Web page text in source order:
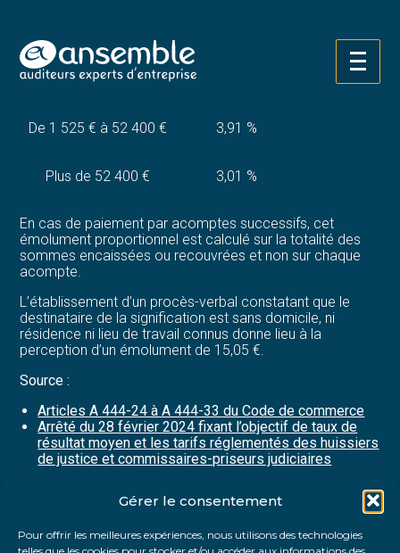
Gérer le consentement
Pour offrir les meilleures expériences, nous utilisons des technologies
Aller
auDe 610 € à 1 525 €
De 1 525 € à 52 400 € 3,91 %
Plus de 52 400 € 3,01 %
En cas de paiement par acomptes successifs, cet
émolument proportionnel est calculé sur la totalité des
sommes encaissées ou recouvrées et non sur chaque
acompte.
L’établissement d’un procès-verbal constatant que le
destinataire de la signification est sans domicile, ni
résidence ni lieu de travail connus donne lieu à la
perception d’un émolument de 15,05 €.
Source :
Articles A 444-24 à A 444-33 du Code de commerce
Arrêté du 28 février 2024 fixant l’objectif de taux de
résultat moyen et les tarifs réglementés des huissiers
de justice et commissaires-priseurs judiciaires